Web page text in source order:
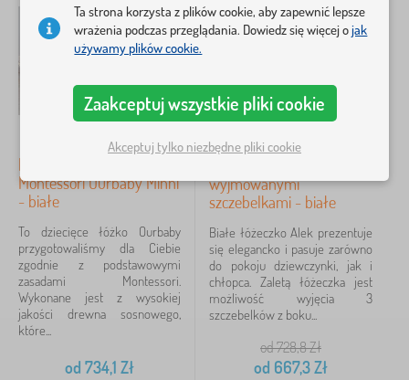
o
r
a
k
z
k
o
d
Dostępność
Rabaty
nowość
99
Typ60
Dziecięce niskie łóżko
Montessori Ourbaby Minni
- białe
To dziecięce łóżko Ourbaby
przygotowaliśmy dla Ciebie
zgodnie z podstawowymi
zasadami Montessori.
Wykonane jest z wysokiej
jakości drewna sosnowego,
które...
od 734,1 Zł
wyjmowanymi
szczebelkami - białe
Białe łóżeczko Alek prezentuje
się elegancko i pasuje zarówno
do pokoju dziewczynki, jak i
chłopca. Zaletą łóżeczka jest
możliwość wyjęcia 3
szczebelków z boku...
od 728,8Zł
od 667,3Zł
Ta strona korzysta z plików cookie, aby zapewnić lepsze
wrażenia podczas przeglądania. Dowiedz się więcej ojak
używamy plików cookie.
Zaakceptuj wszystkie pliki cookie
Akceptuj tylko niezbędne pliki cookie